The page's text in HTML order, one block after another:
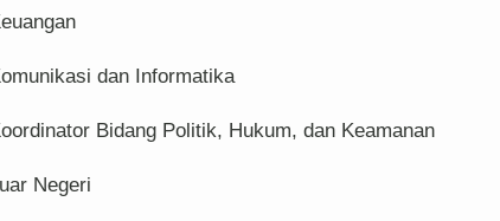
dan Informatika
Bidang Politik, Hukum, dan Keamanan
Negeri